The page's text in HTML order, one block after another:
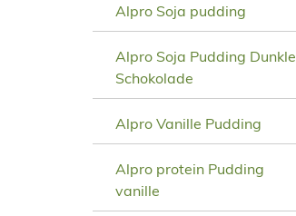
Alpro Soja pudding
Alpro Soja Pudding Dunkle
Schokolade
Alpro Vanille Pudding
Alpro protein Pudding
vanille